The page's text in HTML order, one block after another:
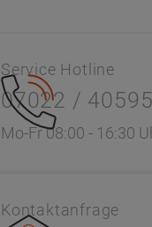
Service Hotline
07022 /
Mo-Fr 08:00 - 16:30
Kontaktanfrage